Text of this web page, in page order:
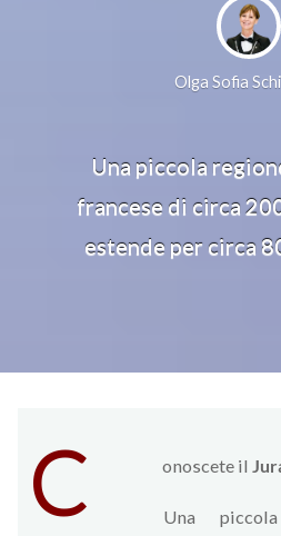
Olga Sofia
Una piccola
francese di circa
estende per circa
C onoscete il
Una